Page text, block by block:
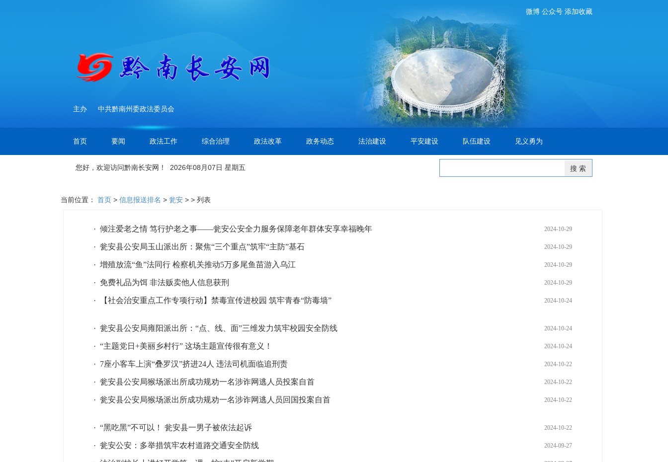
微博 公众号 添加收藏
主办 中共黔南州委政法委员会
首页 要闻 政法工作 综合治理 政法改革 政务动态 法治建设 平安建设 队伍建设 见义勇为
您好，欢迎访问黔南长安网！ 2026年08月07日 星期五
当前位置： 首页 > 信息报送排名 > 瓮安 > > 列表
· 倾注爱老之情 笃行护老之事——瓮安公安全力服务保障老年群体安享幸福晚年 2024-10-29
· 瓮安县公安局玉山派出所：聚焦“三个重点”筑牢“主防”基石 2024-10-29
· 增殖放流“鱼”法同行 检察机关推动5万多尾鱼苗游入乌江 2024-10-29
· 免费礼品为饵 非法贩卖他人信息获刑 2024-10-29
· 【社会治安重点工作专项行动】禁毒宣传进校园 筑牢青春“防毒墙” 2024-10-24
· 瓮安县公安局雍阳派出所：“点、线、面”三维发力筑牢校园安全防线 2024-10-24
· “主题党日+美丽乡村行” 这场主题宣传很有意义！ 2024-10-24
· 7座小客车上演“叠罗汉”挤进24人 违法司机面临追刑责 2024-10-22
· 瓮安县公安局猴场派出所成功规劝一名涉诈网逃人员投案自首 2024-10-22
· 瓮安县公安局猴场派出所成功规劝一名涉诈网逃人员回国投案自首 2024-10-22
· “黑吃黑”不可以！ 瓮安县一男子被依法起诉 2024-10-22
· 瓮安公安：多举措筑牢农村道路交通安全防线 2024-09-27